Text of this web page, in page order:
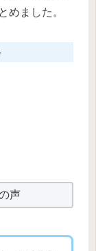
めました。
声